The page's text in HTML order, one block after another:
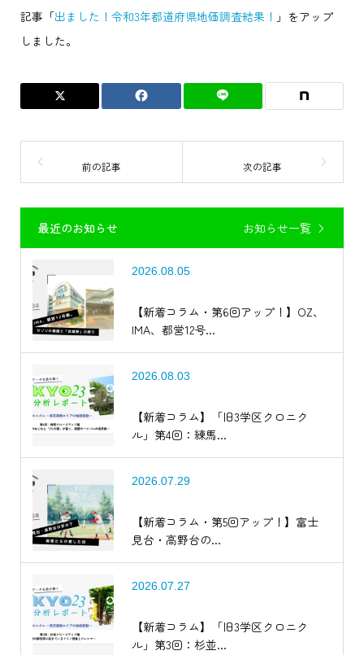
記事 「出ました！令和3年都道府県地価調査結果！ 」 をアップ
しました。
最近のお知らせ お知らせ一覧
2026.08.05
【新着コラム・第6回アップ！】OZ、
IMA、都営12号...
2026.08.03
【新着コラム】「旧3学区クロニク
ル」第4回：練馬...
2026.07.29
【新着コラム・第5回アップ！】富士
見台・高野台の...
2026.07.27
【新着コラム】「旧3学区クロニク
ル」第3回：杉並...